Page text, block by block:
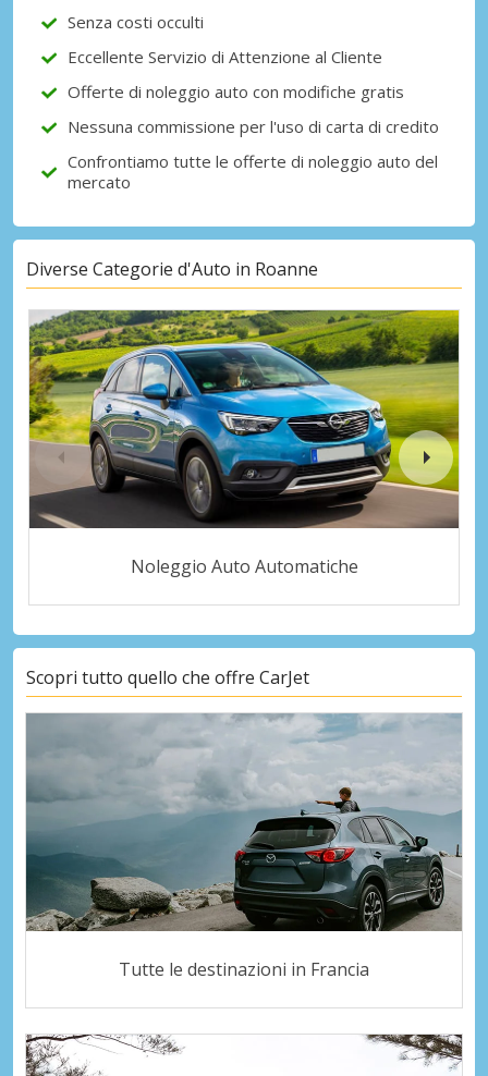
Senza costi occulti
Eccellente Servizio di Attenzione al Cliente
Offerte di noleggio auto con modifiche gratis
Nessuna commissione per l'uso di carta di credito
Confrontiamo tutte le offerte di noleggio auto del
mercato
Diverse Categorie d'Auto in Roanne
Noleggio Auto Automatiche
Scopri tutto quello che offre CarJet
Tutte le destinazioni in Francia